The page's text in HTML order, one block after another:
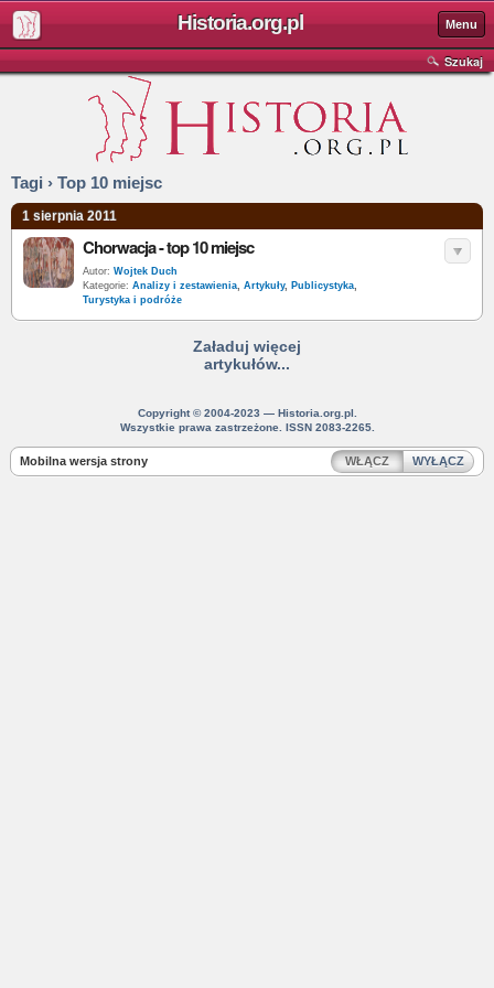
Historia.org.pl Menu
Szukaj
Tagi › Top 10 miejsc
1 sierpnia 2011
Chorwacja - top 10 miejsc
Autor: Wojtek Duch
Kategorie: Analizy i zestawienia, Artykuły, Publicystyka,
Turystyka i podróże
Załaduj więcej
artykułów...
Copyright © 2004-2023 — Historia.org.pl.
Wszystkie prawa zastrzeżone. ISSN 2083-2265.
Mobilna wersja strony WŁĄCZ WYŁĄCZ